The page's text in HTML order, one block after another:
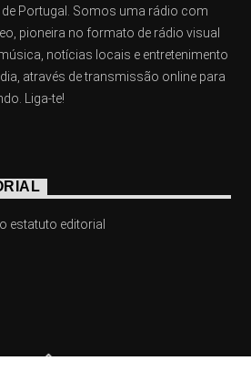
de Portugal. Somos uma rádio com
pioneira no formato de rádio visual
notícias locais e entretenimento
através de transmissão online para
Liga-te!
estatuto editorial